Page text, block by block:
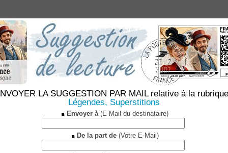
LA SUGGESTION PAR MAIL relative à la
Légendes, Superstitions
Envoyer à(E-Mail du destinataire)
De la part de(Votre E-Mail)